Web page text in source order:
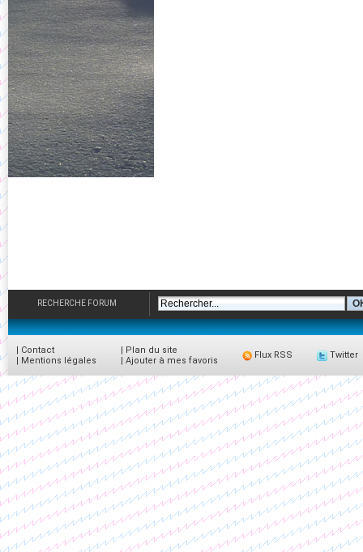
RECHERCHE FORUM
| Contact
| Mentions légales
| Plan du site
| Ajouter à mes favoris
Flux RSS Twitter